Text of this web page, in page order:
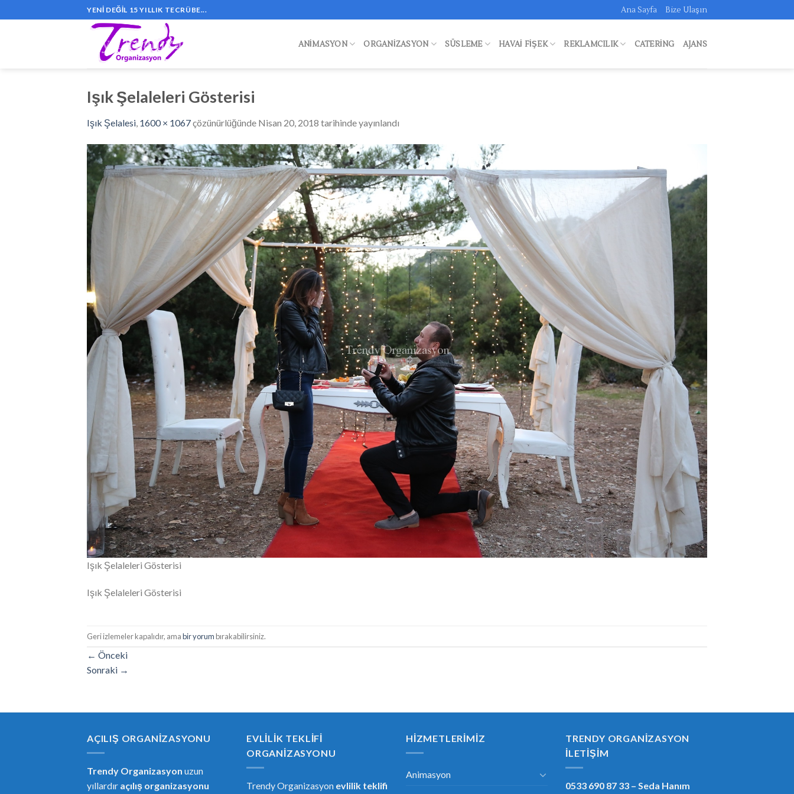
to
YENI DEĞIL 15 YILLIK TECRÜBE... Ana Sayfa Bize Ulaşın
ANIMASYON ORGANIZASYON SÜSLEME HAVAI FIŞEK REKLAMCILIK CATERING AJANS
Işık Şelaleleri Gösterisi
Işık Şelalesi 1600 × 1067çözünürlüğünde Nisan 20, 2018 tarihinde yayınlandı
Işık Şelaleleri Gösterisi
Işık Şelaleleri Gösterisi
Geri izlemeler kapalıdır, amabir yorumbırakabilirsiniz.
← Önceki
Sonraki →
AÇILIŞ ORGANIZASYONU
Trendy Organizasyon uzun
yıllardır açılış organizasyonu
EVLILIK TEKLIFI
ORGANIZASYONU
Trendy Organizasyon evlilik teklifi
HIZMETLERIMIZ
Animasyon
TRENDY ORGANIZASYON
İLETIŞIM
0533 690 87 33 – Seda Hanım